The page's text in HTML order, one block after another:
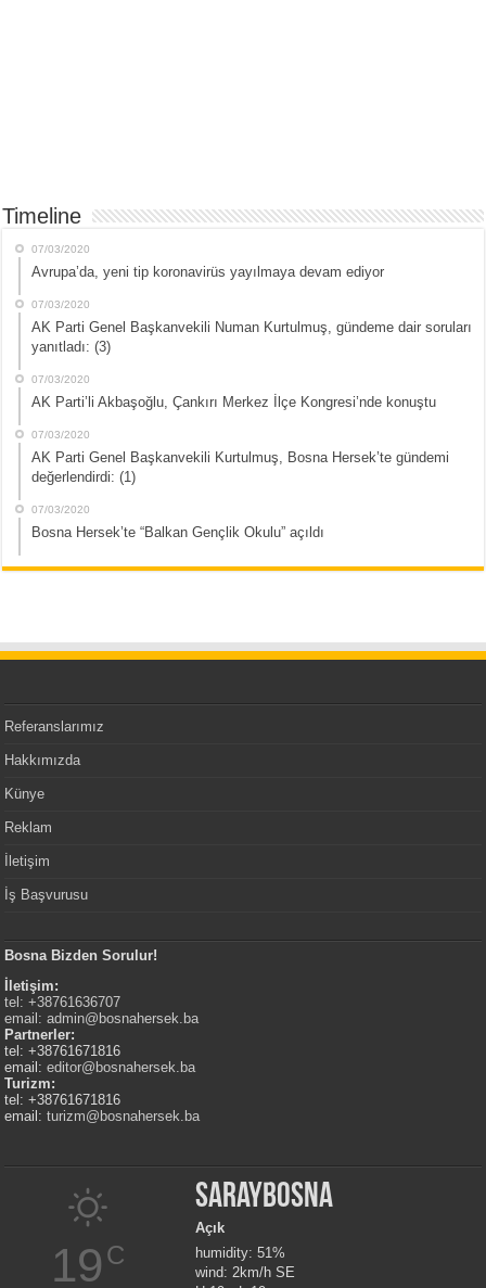
Timeline
07/03/2020
Avrupa’da, yeni tip koronavirüs yayılmaya devam ediyor
07/03/2020
AK Parti Genel Başkanvekili Numan Kurtulmuş, gündeme dair soruları
yanıtladı: (3)
07/03/2020
AK Parti’li Akbaşoğlu, Çankırı Merkez İlçe Kongresi’nde konuştu
07/03/2020
AK Parti Genel Başkanvekili Kurtulmuş, Bosna Hersek’te gündemi
değerlendirdi: (1)
07/03/2020
Bosna Hersek’te “Balkan Gençlik Okulu” açıldı
Referanslarımız
Hakkımızda
Künye
Reklam
İletişim
İş Başvurusu
Bosna Bizden Sorulur!
İletişim:
tel: +38761636707
email:admin@bosnahersek.ba
Partnerler:
tel: +38761671816
email:editor@bosnahersek.ba
Turizm:
tel: +38761671816
email:turizm@bosnahersek.ba
19 C
Saraybosna
Açık
humidity: 51%
wind: 2km/h SE